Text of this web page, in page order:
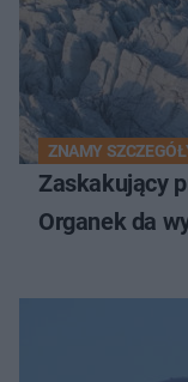
ZNAMY
Zaskakujący
Organek da